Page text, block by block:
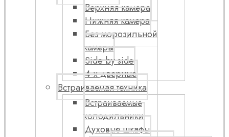
Верхняя камера
Нижняя камера
Без морозильной
камеры
Side by side
4-х дверные
Встраиваемая техника
Встраиваемые
холодильники
Духовые шкафы